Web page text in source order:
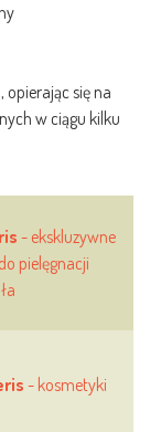
się na
w ciągu kilku
- ekskluzywne
pielęgnacji
- kosmetyki